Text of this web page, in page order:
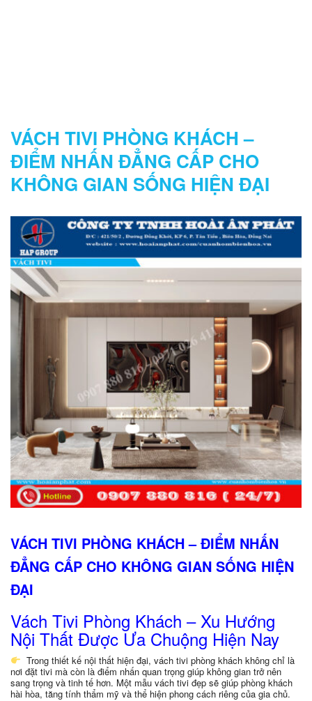
VÁCH TIVI PHÒNG KHÁCH –
ĐIỂM NHẤN ĐẲNG CẤP CHO
KHÔNG GIAN SỐNG HIỆN ĐẠI
VÁCH TIVI PHÒNG KHÁCH – ĐIỂM NHẤN
ĐẲNG CẤP CHO KHÔNG GIAN SỐNG HIỆN
ĐẠI
Vách Tivi Phòng Khách – Xu Hướng
Nội Thất Được Ưa Chuộng Hiện Nay
Trong thiết kế nội thất hiện đại, vách tivi phòng khách không chỉ là
nơi đặt tivi mà còn là điểm nhấn quan trọng giúp không gian trở nên
sang trọng và tinh tế hơn. Một mẫu vách tivi đẹp sẽ giúp phòng khách
hài hòa, tăng tính thẩm mỹ và thể hiện phong cách riêng của gia chủ.